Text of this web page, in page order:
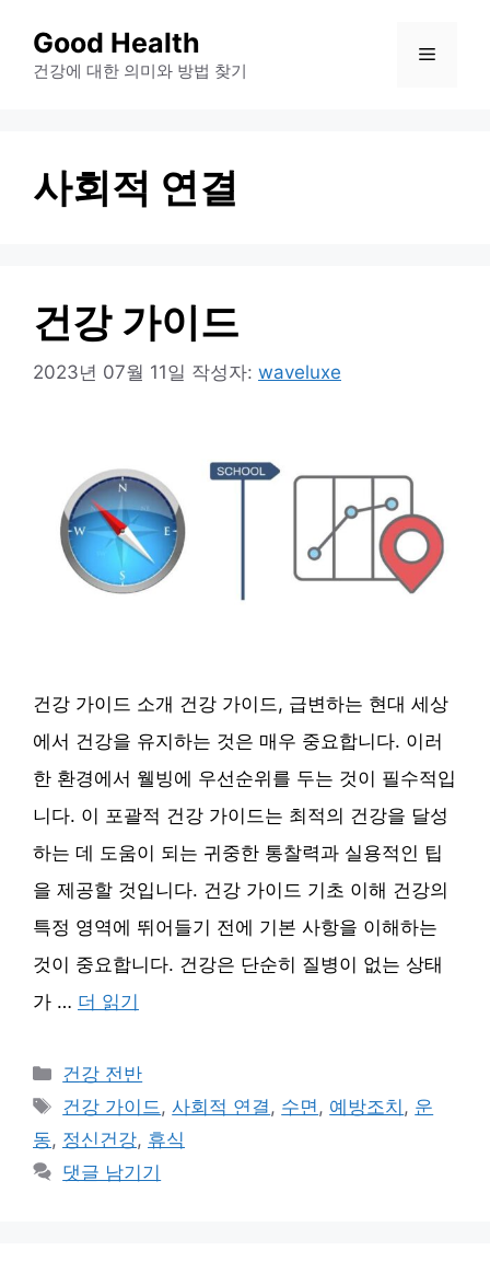
Good Health
건강에 대한 의미와 방법 찾기
메
사회적 연결
건강 가이드
2023년 07월 11일 작성자: waveluxe
건강 가이드 소개 건강 가이드, 급변하는 현대 세상
에서 건강을 유지하는 것은 매우 중요합니다. 이러
한 환경에서 웰빙에 우선순위를 두는 것이 필수적입
니다. 이 포괄적 건강 가이드는 최적의 건강을 달성
하는 데 도움이 되는 귀중한 통찰력과 실용적인 팁
을 제공할 것입니다. 건강 가이드 기초 이해 건강의
특정 영역에 뛰어들기 전에 기본 사항을 이해하는
것이 중요합니다. 건강은 단순히 질병이 없는 상태
가 … 더 읽기
카
테
리
건강 전반
태
그
건강 가이드 ,사회적 연결 , 수면 , 예방조치 , 운
동, 정신건강, 휴식
댓글 남기기